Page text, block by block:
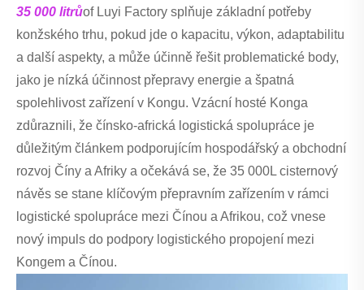
35 000 litrůof Luyi Factory splňuje základní potřeby
konžského trhu, pokud jde o kapacitu, výkon, adaptabilitu
a další aspekty, a může účinně řešit problematické body,
jako je nízká účinnost přepravy energie a špatná
spolehlivost zařízení v Kongu. Vzácní hosté Konga
zdůraznili, že čínsko-africká logistická spolupráce je
důležitým článkem podporujícím hospodářský a obchodní
rozvoj Číny a Afriky a očekává se, že 35 000L cisternový
návěs se stane klíčovým přepravním zařízením v rámci
logistické spolupráce mezi Čínou a Afrikou, což vnese
nový impuls do podpory logistického propojení mezi
Kongem a Čínou.